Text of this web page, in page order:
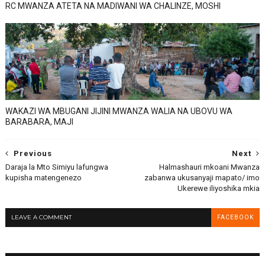
RC MWANZA ATETA NA MADIWANI WA CHALINZE, MOSHI
WAKAZI WA MBUGANI JIJINI MWANZA WALIA NA UBOVU WA
BARABARA, MAJI
Next
Halmashauri mkoani Mwanza
zabanwa ukusanyaji mapato/ imo
Ukerewe iliyoshika mkia
Previous
Daraja la Mto Simiyu lafungwa
kupisha matengenezo
LEAVE A COMMENT FACEBOOK